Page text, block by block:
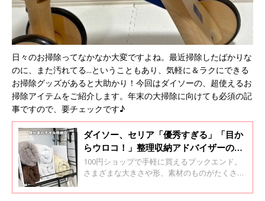
日々のお掃除ってなかなか大変ですよね。最近掃除したばかりな
のに、また汚れてる...ということもあり、気軽に＆ラクにできる
お掃除グッズがあると大助かり！今回はダイソーの、超使えるお
掃除アイテムをご紹介します。年末の大掃除に向けても必須の記
事ですので、要チェックです♪
ダイソー、セリア「優秀すぎる」「目か
らウロコ！」整理収納アドバイザーの資
格をもつライターも驚きの100均ブック
エンド活用法5選
100円ショップで手軽に買えるブックエンド。
さまざまな大きさや形、素材のものがたくさん
立てるために使うものですが、実は収納にとて